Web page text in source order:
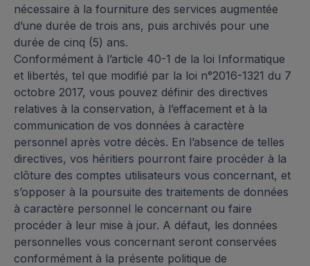
nécessaire à la fourniture des services augmentée
d’une durée de trois ans, puis archivés pour une
durée de cinq (5) ans.
Conformément à l’article 40-1 de la loi Informatique
et libertés, tel que modifié par la loi n°2016-1321 du 7
octobre 2017, vous pouvez définir des directives
relatives à la conservation, à l’effacement et à la
communication de vos données à caractère
personnel après votre décès. En l’absence de telles
directives, vos héritiers pourront faire procéder à la
clôture des comptes utilisateurs vous concernant, et
s’opposer à la poursuite des traitements de données
à caractère personnel le concernant ou faire
procéder à leur mise à jour. A défaut, les données
personnelles vous concernant seront conservées
conformément à la présente politique de